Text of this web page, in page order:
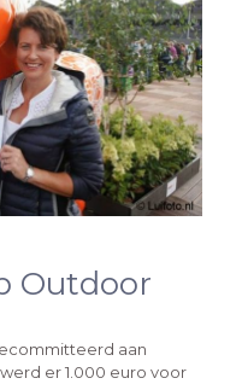
Outdoor
aan
er 1.000 euro voor